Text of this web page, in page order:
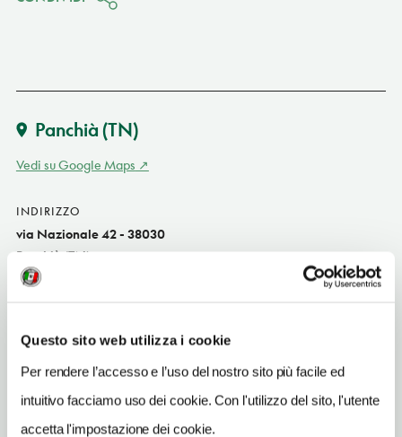
Questo sito web utilizza i cookie
Per rendere l’accesso e l’uso del nostro sito più facile ed
intuitivo facciamo uso dei cookie. Con l'utilizzo del sito, l'utente
accetta l'impostazione dei cookie.
Panchià (TN)
Vedi su Google Maps
INDIRIZZO
via Nazionale 42 - 38030
Panchià (TN)
Trentino-Alto Adige
www.riobianco.it
INDIRIZZO EMAIL
info@riobianco.it
TELEFONO